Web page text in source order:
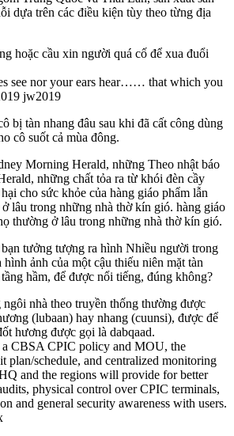
dựa trên các điều kiện tùy theo từng địa
hoặc cầu xin người quá cố để xua đuổi
see nor your ears hear…… that which you
jw2019
bị tàn nhang đâu sau khi đã cất công dùng
cô suốt cả mùa đông.
Morning Herald, những Theo nhật báo
những chất tỏa ra từ khói đèn cầy
cho sức khỏe của hàng giáo phẩm lẫn
lâu trong những nhà thờ kín gió. hàng giáo
thường ở lâu trong những nhà thờ kín gió.
tưởng tượng ra hình Nhiều người trong
ảnh của một cậu thiếu niên mặt tàn
hầm, để được nổi tiếng, đúng không?
ngôi nhà theo truyền thống thường được
(lubaan) hay nhang (cuunsi), được để
hương được gọi là dabqaad.
CBSA CPIC policy and MOU, the
plan/schedule, and centralized monitoring
and the regions will provide for better
physical control over CPIC terminals,
and general security awareness with users.